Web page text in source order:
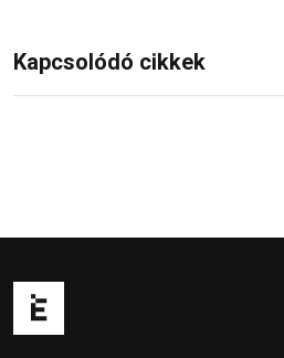
Kapcsolódó cikkek